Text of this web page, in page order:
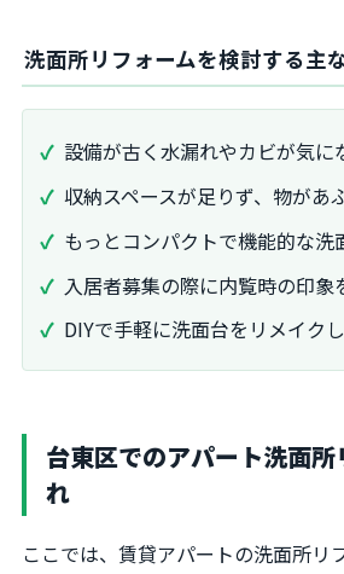
洗面所リフォームを検討する主
設備が古く水漏れやカビが気に
収納スペースが足りず、物があ
もっとコンパクトで機能的な洗
入居者募集の際に内覧時の印象
DIYで手軽に洗面台をリメイク
台東区でのアパート洗面
れ
ここでは、賃貸アパートの洗面所リ